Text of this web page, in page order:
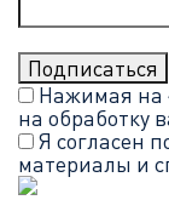
Нажимая на
на обработку
Я согласен
материалы и